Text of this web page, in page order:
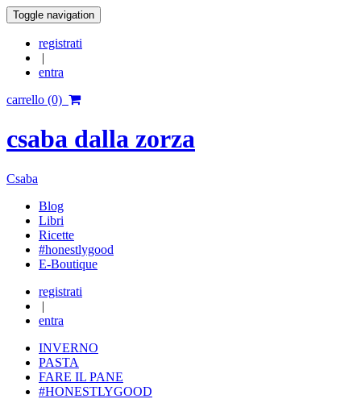
Toggle navigation
registrati
|
entra
carrello (0)
csaba dalla zorza
Csaba
Blog
Libri
Ricette
#honestlygood
E-Boutique
registrati
|
entra
INVERNO
PASTA
FARE IL PANE
#HONESTLYGOOD